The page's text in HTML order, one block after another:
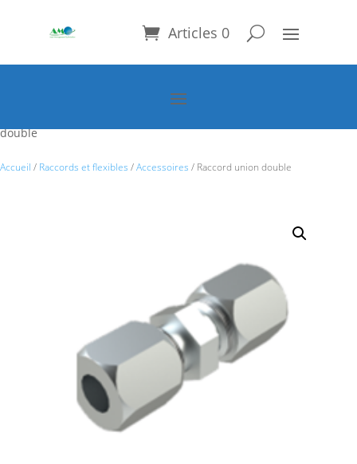
Articles 0
double
Accueil / Raccords et flexibles /Accessoires / Raccord union double